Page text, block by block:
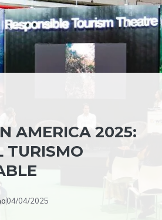
AMERICA 2025:
TURISMO
04/04/2025